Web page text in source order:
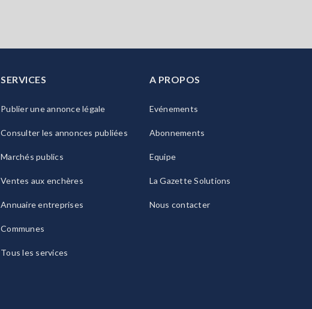
SERVICES
Publier une annonce légale
Consulter les annonces publiées
Marchés publics
Ventes aux enchères
Annuaire entreprises
Communes
Tous les services
A PROPOS
Evénements
Abonnements
Equipe
La Gazette Solutions
Nous contacter